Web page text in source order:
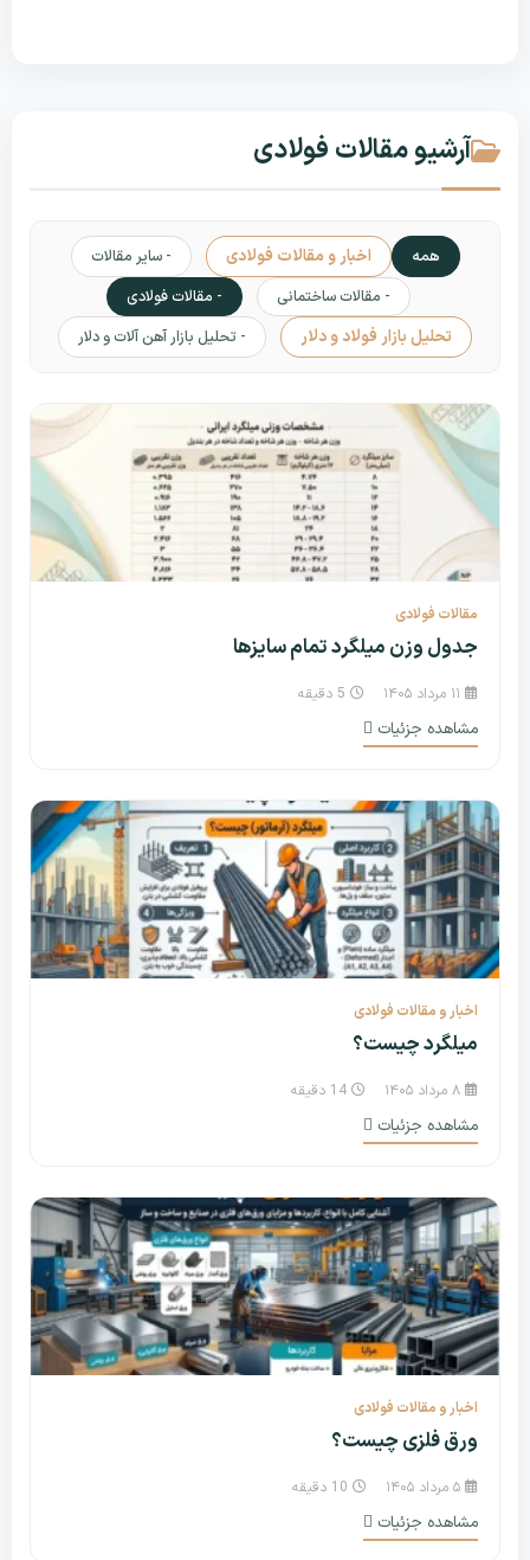
آرشیو مقالات فولادی
همه اخبار و مقالات فولادی
- سایر مقالات
- مقالات ساختمانی
- مقالات فولادی
تحلیل بازار فولاد و دلار - تحلیل بازار آهن آلات و دلار
مقالات فولادی
جدول وزن میلگرد تمام سایزها
مشاهده جزئیات
اخبار و مقالات فولادی
میلگرد چیست؟
مشاهده جزئیات
اخبار و مقالات فولادی
ورق فلزی چیست؟
مشاهده جزئیات